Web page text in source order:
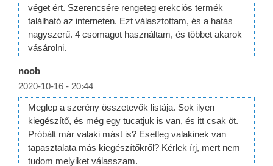
véget ért. Szerencsére rengeteg erekciós termék
található az interneten. Ezt választottam, és a hatás
nagyszerű. 4 csomagot használtam, és többet akarok
vásárolni.
noob
2020-10-16 - 20:44
Meglep a szerény összetevők listája. Sok ilyen
kiegészítő, és még egy tucatjuk is van, és itt csak öt.
Próbált már valaki mást is? Esetleg valakinek van
tapasztalata más kiegészítőkről? Kérlek írj, mert nem
tudom melyiket válasszam.